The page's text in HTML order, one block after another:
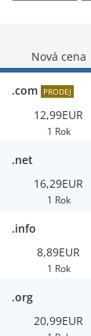
Nová cena
.com PRODEJ
12,99EUR
1 Rok
.net
16,29EUR
1 Rok
.info
8,89EUR
1 Rok
.org
20,99EUR